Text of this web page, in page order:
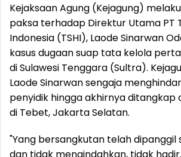
Kejaksaan Agung (Kejagung)
paksa terhadap Direktur Utama PT
Indonesia (TSHI), Laode Sinarwan
kasus dugaan suap tata kelola
di Sulawesi Tenggara (Sultra).
Laode Sinarwan sengaja
penyidik hingga akhirnya ditangkap
di Tebet, Jakarta Selatan.
"Yang bersangkutan telah
dan tidak mengindahkan, tidak